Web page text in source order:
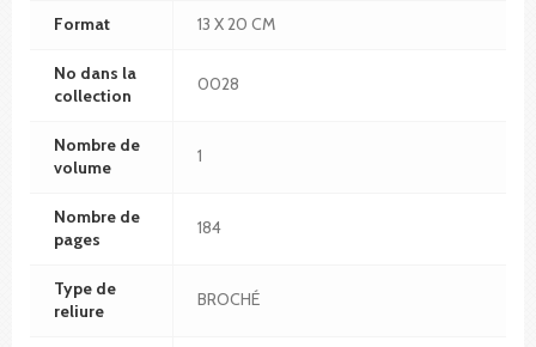
Format 13 X 20 CM
No dans la
collection
0028
Nombre de
volume
1
Nombre de
pages
184
Type de
reliure
BROCHÉ